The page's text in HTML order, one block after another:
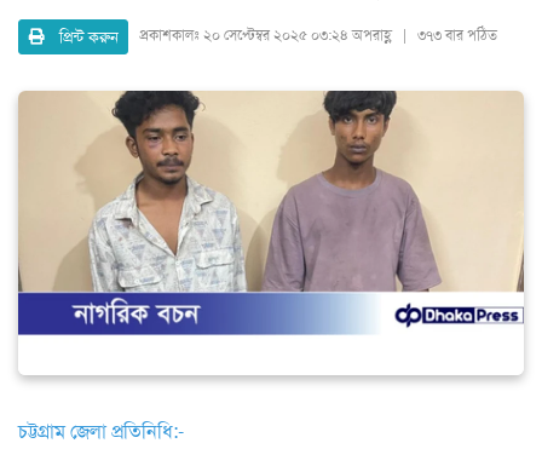
প্রিন্ট করুন প্রকাশকালঃ ২০ সেপ্টেম্বর ২০২৫ ০৩:২৪ অপরাহ্ণ | ৩৭৩ বার পঠিত
চট্টগ্রাম জেলা প্রতিনিধি:-